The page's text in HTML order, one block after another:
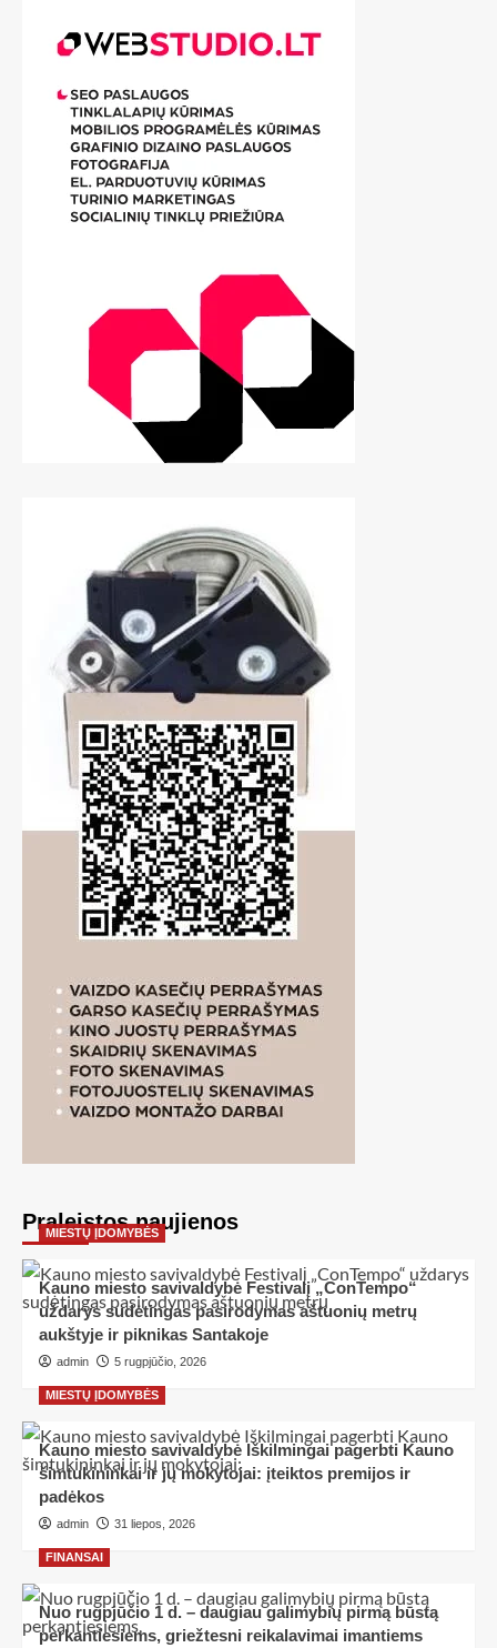
Praleistos naujienos
MIESTŲ ĮDOMYBĖS
Kauno miesto savivaldybė Festivalį „ConTempo“
uždarys sudėtingas pasirodymas aštuonių metrų
aukštyje ir piknikas Santakoje
admin 5 rugpjūčio, 2026
MIESTŲ ĮDOMYBĖS
Kauno miesto savivaldybė Iškilmingai pagerbti Kauno
šimtukininkai ir jų mokytojai: įteiktos premijos ir
padėkos
admin 31 liepos, 2026
FINANSAI
Nuo rugpjūčio 1 d. – daugiau galimybių pirmą būstą
perkantiesiems, griežtesni reikalavimai imantiems